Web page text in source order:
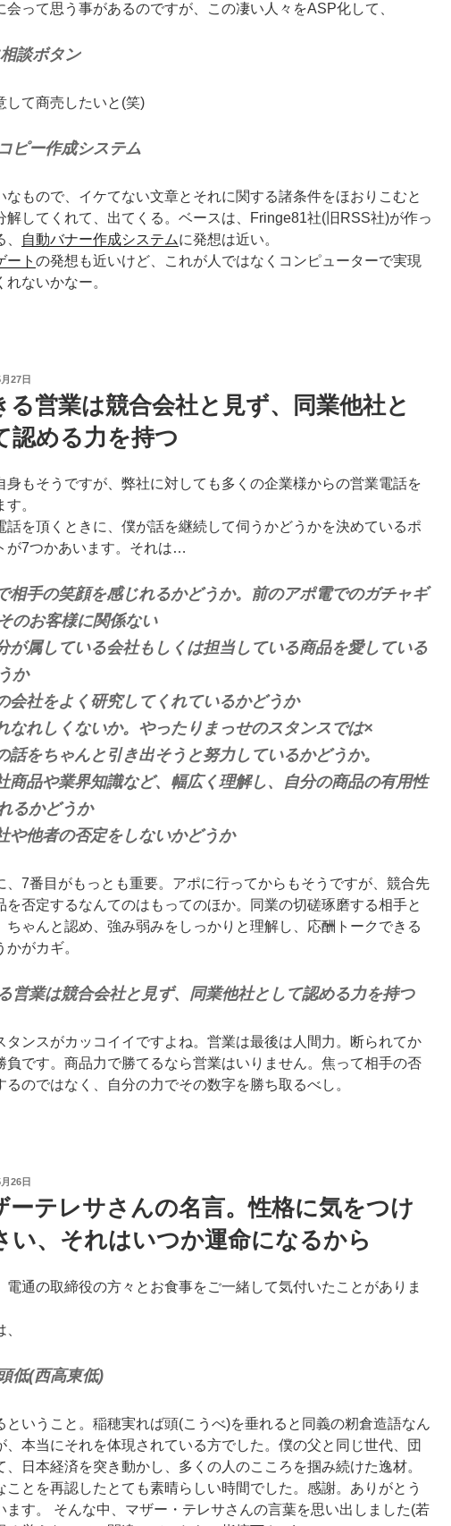
会って思う事があるのですが、この凄い人々をASP化して、
談ボタン
して商売したいと(笑)
ピー作成システム
なもので、イケてない文章とそれに関する諸条件をほおりこむと
解してくれて、出てくる。ベースは、Fringe81社(旧RSS社)が作っ
自動バナー作成システムに発想は近い。
ート の発想も近いけど、これが人ではなくコンピューターで実現
れないかなー。
27日
る営業は競合会社と見ず、同業他社と
認める力を持つ
身もそうですが、弊社に対しても多くの企業様からの営業電話を
。
話を頂くときに、僕が話を継続して伺うかどうかを決めているポ
が7つかあいます。それは…
相手の笑顔を感じれるかどうか。前のアポ電でのガチャギ
のお客様に関係ない
が属している会社もしくは担当している商品を愛している
か
会社をよく研究してくれているかどうか
なれしくないか。やったりまっせのスタンスでは×
話をちゃんと引き出そうと努力しているかどうか。
商品や業界知識など、幅広く理解し、自分の商品の有用性
るかどうか
や他者の否定をしないかどうか
、7番目がもっとも重要。アポに行ってからもそうですが、競合先
を否定するなんてのはもってのほか。同業の切磋琢磨する相手と
ちゃんと認め、強み弱みをしっかりと理解し、応酬トークできる
かがカギ。
営業は競合会社と見ず、同業他社として認める力を持つ
タンスがカッコイイですよね。営業は最後は人間力。断られてか
負です。商品力で勝てるなら営業はいりません。焦って相手の否
るのではなく、自分の力でその数字を勝ち取るべし。
26日
ーテレサさんの名言。性格に気をつけ
い、それはいつか運命になるから
電通の取締役の方々とお食事をご一緒して気付いたことがありま
低(西高東低)
ということ。稲穂実れば頭(こうべ)を垂れると同義の籾倉造語なん
、本当にそれを体現されている方でした。僕の父と同じ世代、団
、日本経済を突き動かし、多くの人のこころを掴み続けた逸材。
ことを再認したとても素晴らしい時間でした。感謝。ありがとう
ます。 そんな中、マザー・テレサさんの言葉を思い出しました(若